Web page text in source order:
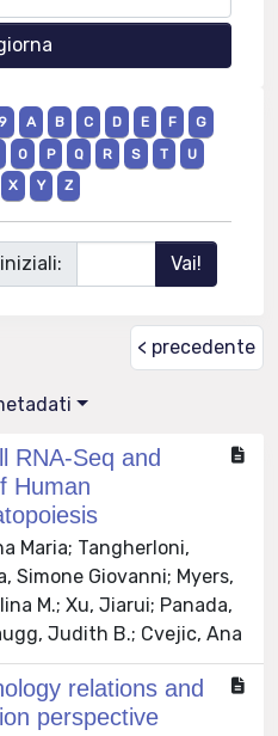
A B C D E F
G
O P Q R S T
U
X Y Z
< precedente
RNA-Seq and
Human
Maria; Tangherloni,
Simone Giovanni; Myers,
M.; Xu, Jiarui; Panada,
Judith B.; Cvejic, Ana
relations and
perspective